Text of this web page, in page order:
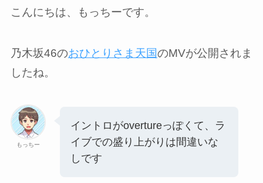
こんにちは、もっちーです。
乃木坂46のおひとりさま天国のMVが公開されま
したね。
もっちー
イントロがovertureっぽくて、ラ
イブでの盛り上がりは間違いな
しです